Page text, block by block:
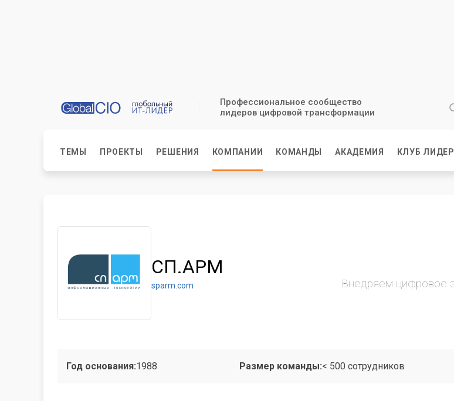
Профессиональное сообщество
лидеров цифровой трансформации
ТЕМЫ ПРОЕКТЫ РЕШЕНИЯ КОМПАНИИ КОМАНДЫ АКАДЕМИЯ КЛУБ
СП.АРМ
sparm.com Внедряем цифровое
Год основания:1988 Размер команды:< 500 сотрудников